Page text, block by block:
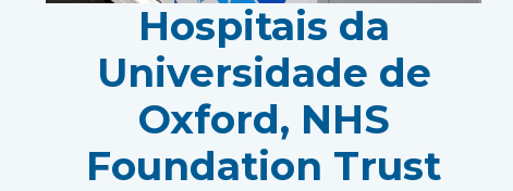
Hospitais da
Universidade de
Oxford, NHS
Foundation Trust